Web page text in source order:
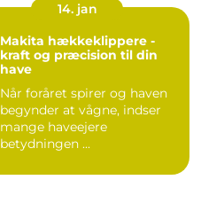
14. jan
Makita hækkeklippere -
kraft og præcision til din
have
Når foråret spirer og haven
begynder at vågne, indser
mange haveejere
betydningen ...